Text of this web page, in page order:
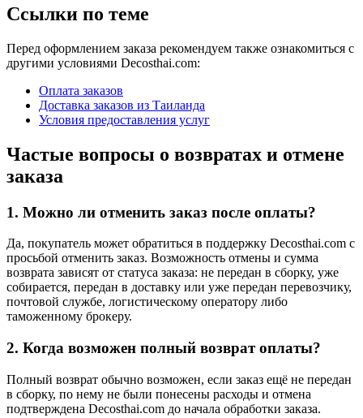
Ссылки по теме
Перед оформлением заказа рекомендуем также ознакомиться с
другими условиями Decosthai.com:
Оплата заказов
Доставка заказов из Таиланда
Условия предоставления услуг
Частые вопросы о возвратах и отмене
заказа
1. Можно ли отменить заказ после оплаты?
Да, покупатель может обратиться в поддержку Decosthai.com с
просьбой отменить заказ. Возможность отмены и сумма
возврата зависят от статуса заказа: не передан в сборку, уже
собирается, передан в доставку или уже передан перевозчику,
почтовой службе, логистическому оператору либо
таможенному брокеру.
2. Когда возможен полный возврат оплаты?
Полный возврат обычно возможен, если заказ ещё не передан
в сборку, по нему не были понесены расходы и отмена
подтверждена Decosthai.com до начала обработки заказа.